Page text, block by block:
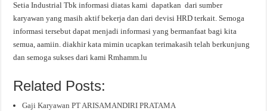
Setia Industrial Tbk informasi diatas kami dapatkan dari sumber
karyawan yang masih aktif bekerja dan dari devisi HRD terkait. Semoga
informasi tersebut dapat menjadi informasi yang bermanfaat bagi kita
semua, aamiin. diakhir kata mimin ucapkan terimakasih telah berkunjung
dan semoga sukses dari kami Rmhamm.lu
Related Posts:
Gaji Karyawan PT ARISAMANDIRI PRATAMA